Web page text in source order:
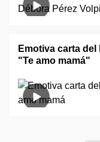
Emotiva carta
"Te amo mamá"